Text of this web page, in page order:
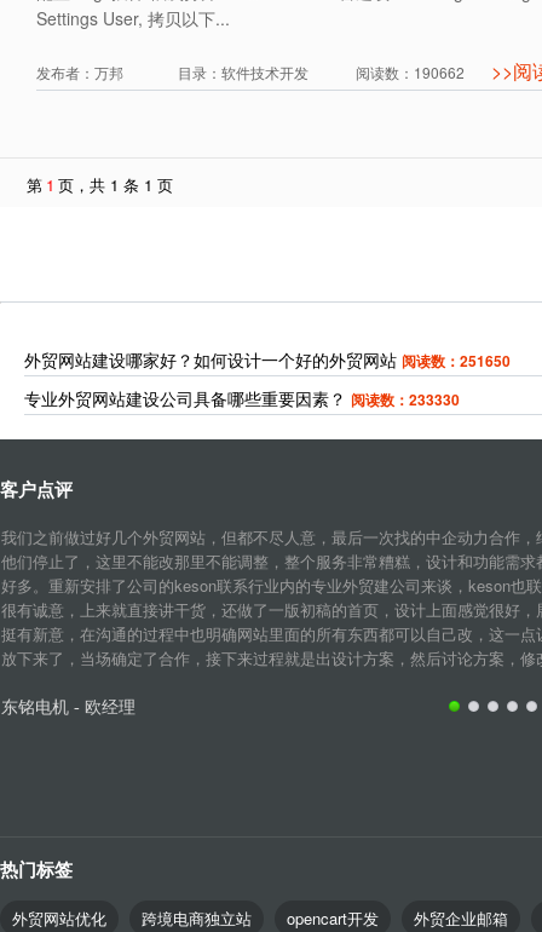
Settings User, 拷贝以下...
发布者：万邦 目录：软件技术开发 阅读数：190662 >>阅
第 1 页，共 1 条 1 页
外贸网站建设哪家好？如何设计一个好的外贸网站 阅读数：251650
专业外贸网站建设公司具备哪些重要因素？ 阅读数：233330
客户点评
我们之前做过好几个外贸网站，但都不尽人意，最后一次找的中企动力合作
他们停止了，这里不能改那里不能调整，整个服务非常糟糕，设计和功能需
好多。重新安排了公司的keson联系行业内的专业外贸建公司来谈，keson也
很有诚意，上来就直接讲干货，还做了一版初稿的首页，设计上面感觉很好
挺有新意，在沟通的过程中也明确网站里面的所有东西都可以自己改，这一
放下来了，当场确定了合作，接下来过程就是出设计方案，然后讨论方案，
东铭电机 - 欧经理
热门标签
外贸网站优化 跨境电商独立站 opencart开发
外贸企业邮箱